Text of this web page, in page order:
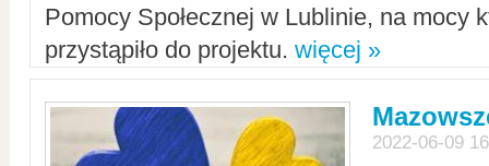
Pomocy Społecznej w Lublinie, na mocy
przystąpiło do projektu. więcej »
2022-06-09